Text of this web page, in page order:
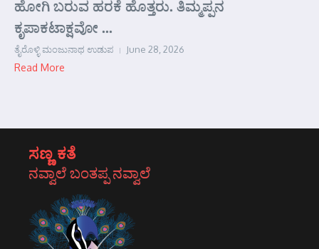
ಹೋಗಿ ಬರುವ ಹರಕೆ ಹೊತ್ತರು. ತಿಮ್ಮಪ್ಪನ
ಕೃಪಾಕಟಾಕ್ಷವೋ ...
ತೈರೊಳ್ಳಿ ಮಂಜುನಾಥ ಉಡುಪ June 28, 2026
Read More
ಸಣ್ಣ ಕತೆ
ನವ್ವಾಲೆ ಬಂತಪ್ಪ ನವ್ವಾಲೆ